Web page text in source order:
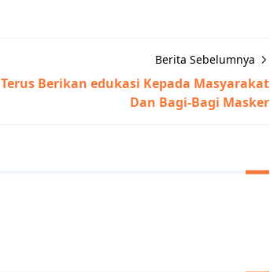
Berita Sebelumnya
Terus Berikan edukasi Kepada Masyarakat
Dan Bagi-Bagi Masker